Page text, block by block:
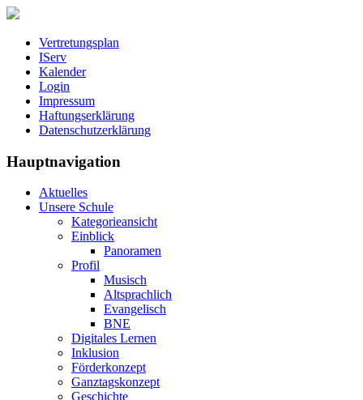
Vertretungsplan
IServ
Kalender
Login
Impressum
Haftungserklärung
Datenschutzerklärung
Hauptnavigation
Aktuelles
Unsere Schule
Kategorieansicht
Einblick
Panoramen
Profil
Musisch
Altsprachlich
Evangelisch
BNE
Digitales Lernen
Inklusion
Förderkonzept
Ganztagskonzept
Geschichte